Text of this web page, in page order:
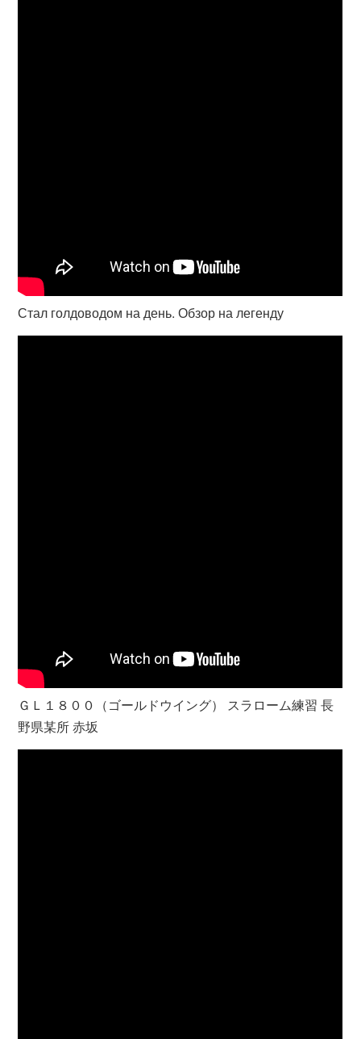
Стал голдоводом на день. Обзор на легенду
ＧＬ１８００（ゴールドウイング） スラローム練習 長
野県某所 赤坂